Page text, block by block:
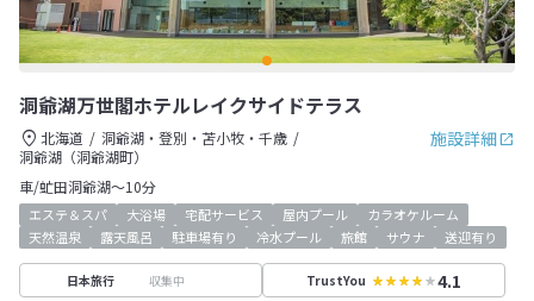
洞爺湖万世閣ホテルレイクサイドテラス
施設詳細
北海道
洞爺湖・登別・苫小牧・千歳
洞爺湖（洞爺湖町）
車/虻田洞爺湖～10分
エステ＆スパ 大浴場 宅配サービス 屋内プール
カラオケルーム
天然温泉
露天風呂 駐車場有り 冷水プール 旅館 サウナ 送迎有り
日本旅行 収集中 TrustYou 4.1